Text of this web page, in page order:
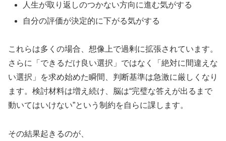
人生が取り返しのつかない方向に進む気がする
自分の評価が決定的に下がる気がする
これらは多くの場合、想像上で過剰に拡張されています。
さらに「できるだけ良い選択」ではなく「絶対に間違えな
い選択」を求め始めた瞬間、判断基準は急激に厳しくなり
ます。検討材料は増え続け、脳は“完璧な答えが出るまで
動いてはいけない”という制約を自らに課します。
その結果起きるのが、